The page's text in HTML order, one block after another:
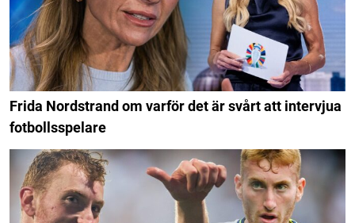
Frida Nordstrand om varför det är svårt att intervjua
fotbollsspelare